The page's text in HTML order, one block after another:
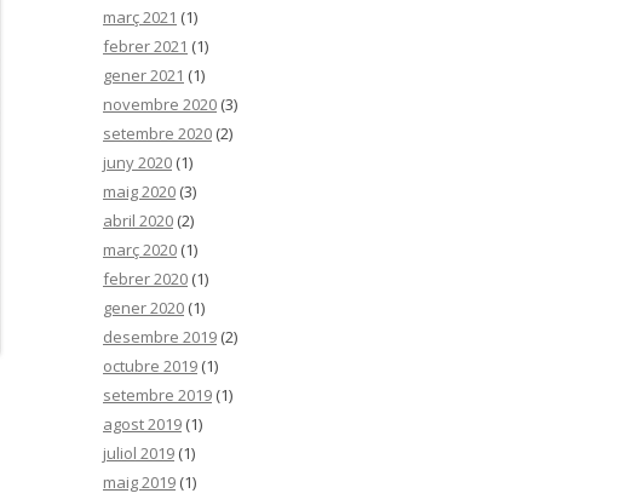
març 2021 (1)
febrer 2021 (1)
gener 2021 (1)
novembre 2020 (3)
setembre 2020 (2)
juny 2020 (1)
maig 2020 (3)
abril 2020 (2)
març 2020 (1)
febrer 2020 (1)
gener 2020 (1)
desembre 2019 (2)
octubre 2019 (1)
setembre 2019 (1)
agost 2019 (1)
juliol 2019 (1)
maig 2019 (1)